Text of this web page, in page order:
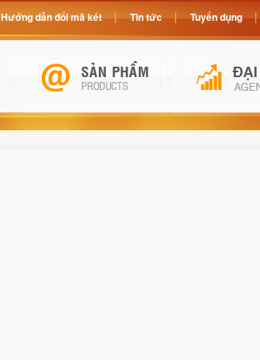
Hướng dẫn đổi mã két Tin tức Tuyển dụng